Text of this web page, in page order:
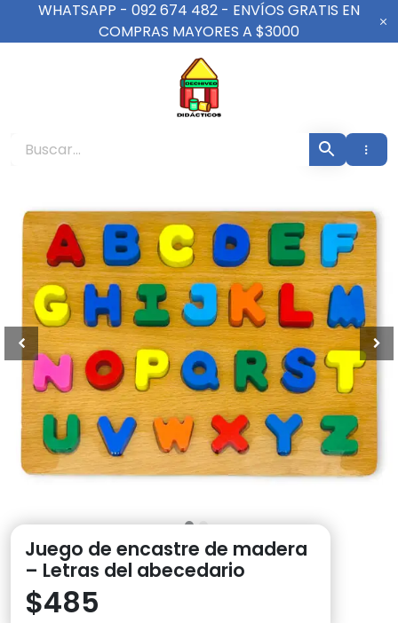
WHATSAPP - 092 674 482 - ENVÍOS GRATIS EN
COMPRAS MAYORES A $3000
De Chiveo
Juego de encastre de madera
– Letras del abecedario
$485